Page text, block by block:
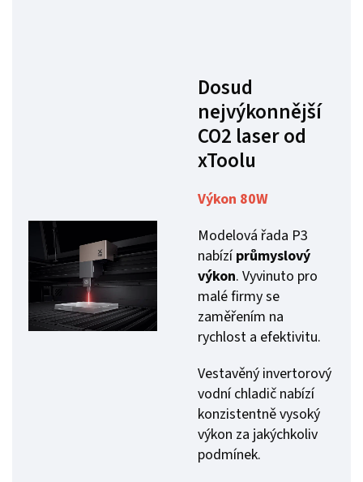
Dosud
nejvýkonnější
CO2 laser od
xToolu
Výkon 80W
Modelová řada P3
nabízíprůmyslový
výkon. Vyvinuto pro
malé firmy se
zaměřením na
rychlost a efektivitu.
Vestavěný invertorový
vodní chladič nabízí
konzistentně vysoký
výkon za jakýchkoliv
podmínek.